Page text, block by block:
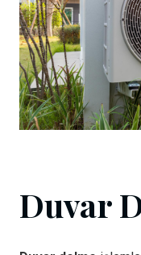
Duvar